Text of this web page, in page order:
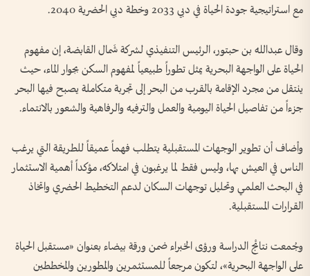
مع استراتيجية جودة الحياة في دبي 2033 وخطة دبي الحضرية 2040.
وقال عبدالله بن حبتور، الرئيس التنفيذي لشركة شَمال القابضة، إن مفهوم
الحياة على الواجهة البحرية يمثل تطوراً طبيعياً لمفهوم السكن بجوار الماء، حيث
ينتقل من مجرد الإقامة بالقرب من البحر إلى تجربة متكاملة يصبح فيها البحر
جزءاً من تفاصيل الحياة اليومية والعمل والترفيه والرفاهية والشعور بالانتماء.
وأضاف أن تطوير الوجهات المستقبلية يتطلب فهماً عميقاً للطريقة التي يرغب
الناس في العيش بها، وليس فقط لما يرغبون في امتلاكه، مؤكداً أهمية الاستثمار
في البحث العلمي وتحليل توجهات السكان لدعم التخطيط الحضري واتخاذ
القرارات المستقبلية.
وجُمعت نتائج الدراسة ورؤى الخبراء ضمن ورقة بيضاء بعنوان «مستقبل الحياة
على الواجهة البحرية»، لتكون مرجعاً للمستثمرين والمطورين والمخططين